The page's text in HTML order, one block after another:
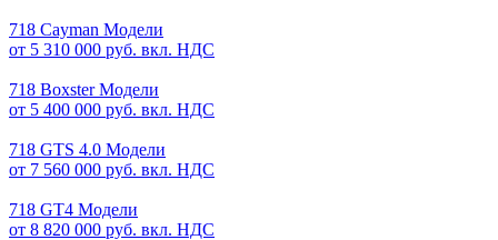
718 Cayman Модели
от 5 310 000 руб. вкл. НДС
718 Boxster Модели
от 5 400 000 руб. вкл. НДС
718 GTS 4.0 Модели
от 7 560 000 руб. вкл. НДС
718 GT4 Модели
от 8 820 000 руб. вкл. НДС